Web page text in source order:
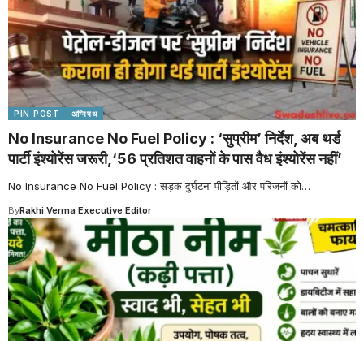
PIN POST अग्निपथ
No Insurance No Fuel Policy : ‘सुप्रीम’ निर्देश, अब थर्ड
पार्टी इंश्योरेंस जरूरी,‘56 प्रतिशत वाहनों के पास वैध इंश्योरेंस नहीं’
No Insurance No Fuel Policy : सड़क दुर्घटना पीड़ितों और परिजनों को…
ByRakhi Verma Executive Editor